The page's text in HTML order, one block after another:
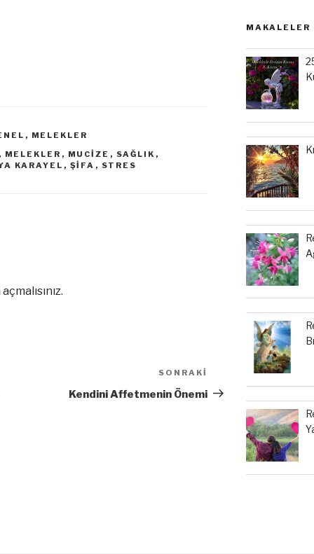
, MELEKLER
, MELEKLER , MUCIZE , SAĞLIK ,
KARAYEL , ŞIFA , STRES
.
Yazı
SONRAKI
Kendini Affetmenin Önemi
MAKALELER